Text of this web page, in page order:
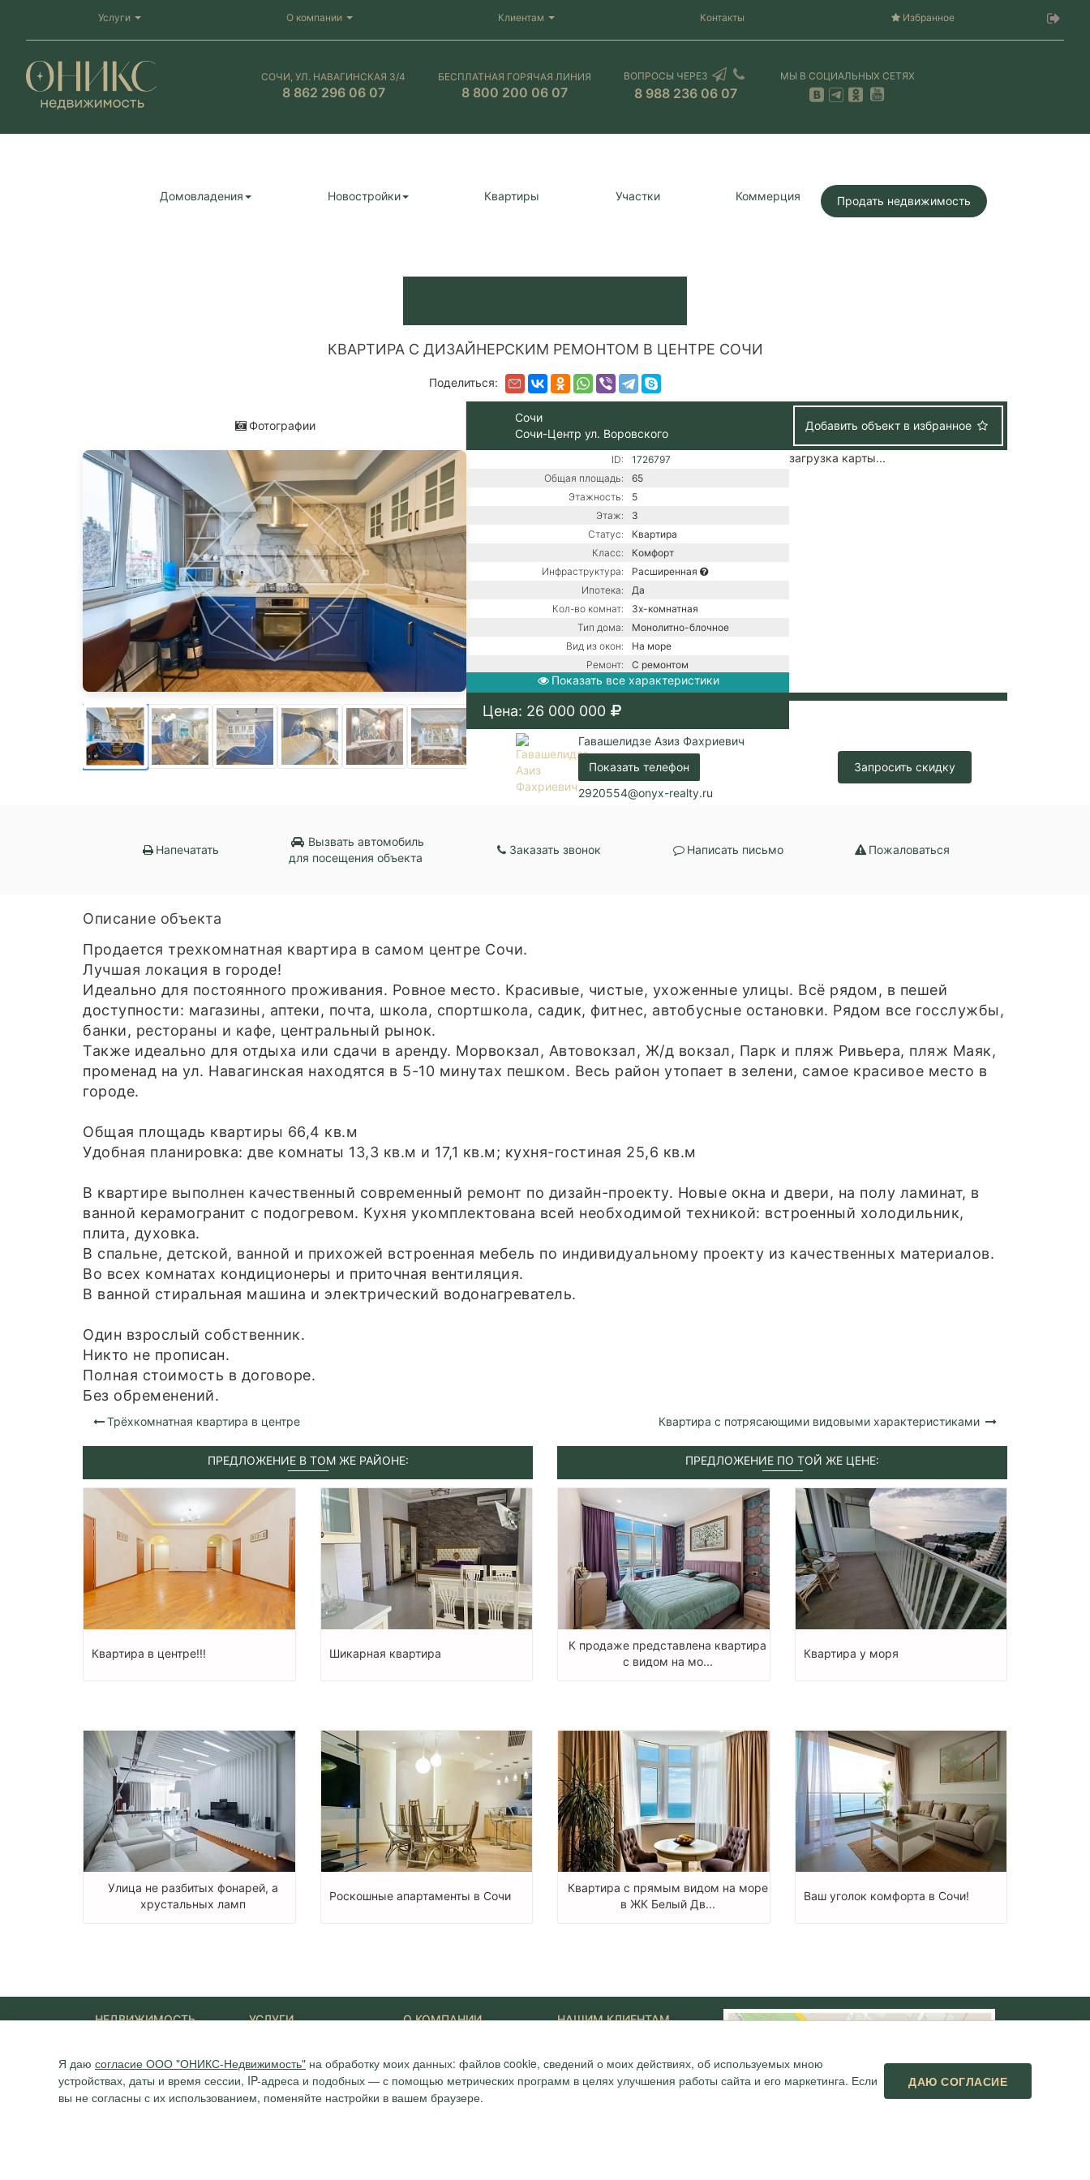
Услуги О компании Клиентам Контакты Избранное
СОЧИ, УЛ. НАВАГИНСКАЯ 3/4
8 862 296 06 07
БЕСПЛАТНАЯ ГОРЯЧАЯ ЛИНИЯ
8 800 200 06 07
ВОПРОСЫ ЧЕРЕЗ
8 988 236 06 07
МЫ В СОЦИАЛЬНЫХ СЕТЯХ
Домовладения Новостройки Квартиры Участки Коммерция Продать недвижимость
КВАРТИРА С ДИЗАЙНЕРСКИМ РЕМОНТОМ В ЦЕНТРЕ СОЧИ
Поделиться:
Фотографии
Сочи
Сочи-Центр ул. Воровского
Добавить объект в избранное
ID:
1726797
Общая площадь:
65
Этажность:
5
Этаж:
3
Статус:
Квартира
Класс:
Комфорт
Инфраструктура:
Расширенная
Ипотека:
Да
Кол-во комнат:
3х-комнатная
Тип дома:
Монолитно-блочное
Вид из окон:
На море
Ремонт:
С ремонтом
Балкон:
Есть
Коммуникации:
Парковка:
Придомовая
Показать все характеристики
загрузка карты...
Цена: 26 000 000
Гавашелидзе Азиз Фахриевич
Показать телефон
2920554@onyx-realty.ru
Запросить скидку
Напечатать
Вызвать автомобиль
для посещения объекта
Заказать звонок Написать письмо Пожаловаться
Описание объекта
Продается трехкомнатная квартира в самом центре Сочи.
Лучшая локация в городе!
Идеально для постоянного проживания. Ровное место. Красивые, чистые, ухоженные улицы. Всё рядом, в пешей
доступности: магазины, аптеки, почта, школа, спортшкола, садик, фитнес, автобусные остановки. Рядом все госслужбы,
банки, рестораны и кафе, центральный рынок.
Также идеально для отдыха или сдачи в аренду. Морвокзал, Автовокзал, Ж/д вокзал, Парк и пляж Ривьера, пляж Маяк,
променад на ул. Навагинская находятся в 5-10 минутах пешком. Весь район утопает в зелени, самое красивое место в
городе.
Общая площадь квартиры 66,4 кв.м
Удобная планировка: две комнаты 13,3 кв.м и 17,1 кв.м; кухня-гостиная 25,6 кв.м
В квартире выполнен качественный современный ремонт по дизайн-проекту. Новые окна и двери, на полу ламинат, в
ванной керамогранит с подогревом. Кухня укомплектована всей необходимой техникой: встроенный холодильник,
плита, духовка.
В спальне, детской, ванной и прихожей встроенная мебель по индивидуальному проекту из качественных материалов.
Во всех комнатах кондиционеры и приточная вентиляция.
В ванной стиральная машина и электрический водонагреватель.
Один взрослый собственник.
Никто не прописан.
Полная стоимость в договоре.
Без обременений.
Трёхкомнатная квартира в центре Квартира с потрясающими видовыми характеристиками
ПРЕДЛОЖЕНИЕ В ТОМ ЖЕ РАЙОНЕ:
Квартира в центре!!! Шикарная квартира
Улица не разбитых фонарей, а
хрустальных ламп
Роскошные апартаменты в Сочи
ПРЕДЛОЖЕНИЕ ПО ТОЙ ЖЕ ЦЕНЕ:
К продаже представлена квартира
с видом на мо...
Квартира у моря
Квартира с прямым видом на море
в ЖК Белый Дв...
Ваш уголок комфорта в Сочи!
Я даю согласие ООО "ОНИКС-Недвижимость" на обработку моих данных: файлов cookie, сведений о моих действиях, об используемых мною
устройствах, даты и время сессии, IP-адреса и подобных — с помощью метрических программ в целях улучшения работы сайта и его маркетинга. Если
вы не согласны с их использованием, поменяйте настройки в вашем браузере.
ДАЮ СОГЛАСИЕ
НЕДВИЖИМОСТЬ
Квартиры
Дома
Участки
Коммерция
УСЛУГИ
Юридические услуги
О КОМПАНИИ
Акции
ONYX-VIP
Сотрудники
Награды и сертификаты
НАШИМ КЛИЕНТАМ
Журнал "Путеводитель"
Полезные статьи